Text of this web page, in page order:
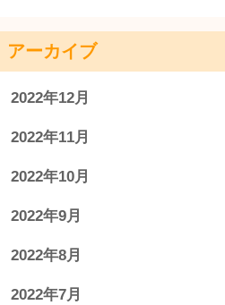
アーカイブ
2022年12月
2022年11月
2022年10月
2022年9月
2022年8月
2022年7月